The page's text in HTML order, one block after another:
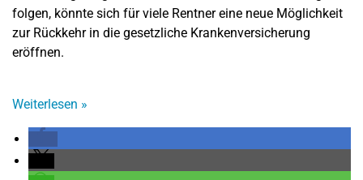
folgen, könnte sich für viele Rentner eine neue Möglichkeit
zur Rückkehr in die gesetzliche Krankenversicherung
eröffnen.
Weiterlesen »